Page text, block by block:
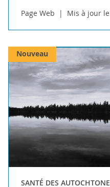
Page Web Mis à jour
SANTÉ DES
Nouveau